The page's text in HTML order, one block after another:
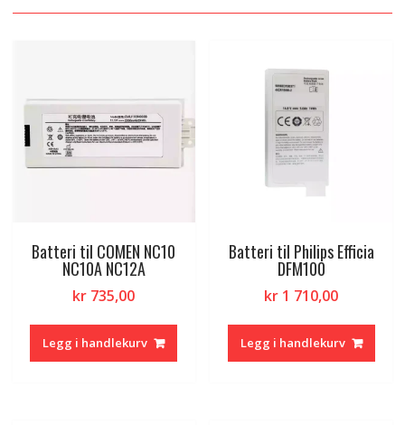
Batteri til COMEN NC10
NC10A NC12A
kr 735,00
Legg i handlekurv
Batteri til Philips Efficia
DFM100
kr 1 710,00
Legg i handlekurv